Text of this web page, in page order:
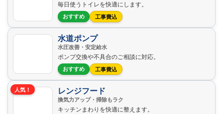
毎日使うトイレを快適にします。
おすすめ 工事費込
水道ポンプ
水圧改善・安定給水
ポンプ交換や不具合のご相談に対応。
おすすめ 工事費込
人気！ レンジフード
換気力アップ・掃除もラク
キッチンまわりを快適に整えます。